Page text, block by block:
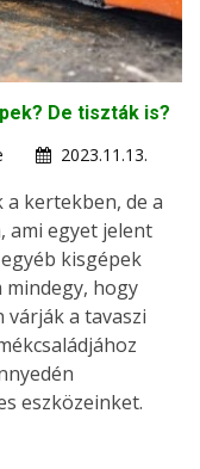
De tiszták is?
2023.11.13.
a kertekben, de a
ami egyet jelent
kisgépek
mindegy, hogy
várják a tavaszi
eszközeinket.